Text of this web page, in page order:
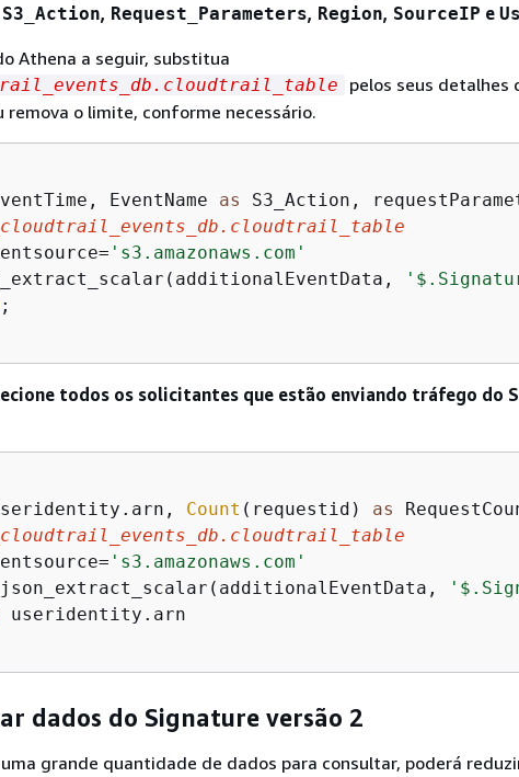
S3_Action, Request_Parameters, Region, SourceIP e
Athena a seguir, substitua
pelos seus detalhes
remova o limite, conforme necessário.
EventName as S3_Action,
= 's3.amazonaws.com'
;
todos os solicitantes que estão enviando tráfego do
Count (requestid) as
= 's3.amazonaws.com'
json_extract_scalar(additionalEventData,
useridentity.arn
dados do Signature versão 2
grande quantidade de dados para consultar, poderá